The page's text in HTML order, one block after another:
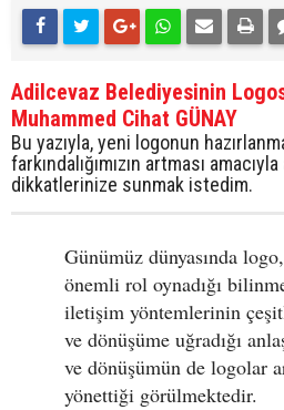
Adilcevaz Belediyesinin
Muhammed Cihat GÜNAY
Bu yazıyla, yeni logonun
farkındalığımızın artması
dikkatlerinize sunmak istedim.
Günümüz dünyasında
önemli rol oynadığı
iletişim yöntemlerinin
ve dönüşüme uğradığı
ve dönüşümün de logolar
yönettiği görülmektedir.